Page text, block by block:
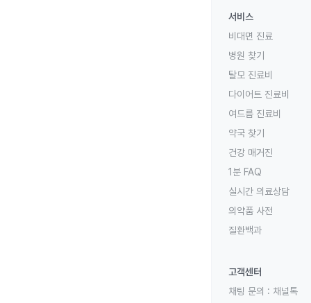
서비스
비대면 진료
병원 찾기
탈모 진료비
다이어트 진료비
여드름 진료비
약국 찾기
건강 매거진
1분 FAQ
실시간 의료상담
의약품 사전
질환백과
고객센터
채팅 문의 : 채널톡